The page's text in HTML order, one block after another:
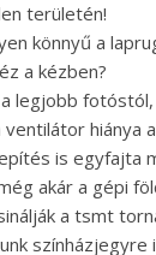
területén!
könnyű a
a kézben?
legjobb
hiánya
is egyfajta
akár a gépi
a tsmt
színházjegyre